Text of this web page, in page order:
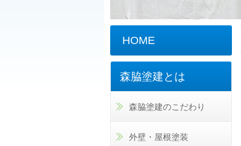
HOME
森脇塗建とは
森脇塗建のこだわり
外壁・屋根塗装